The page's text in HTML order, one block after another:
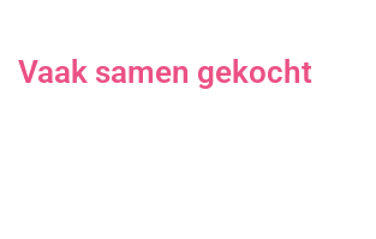
Vaak samen gekocht